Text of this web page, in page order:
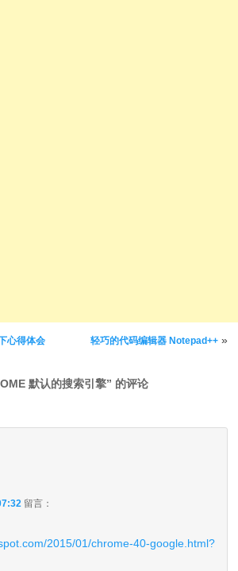
心得体会 轻巧的代码编辑器 Notepad++»
默认的搜索引擎” 的评论
留言：
2015/01/chrome-40-google.html?